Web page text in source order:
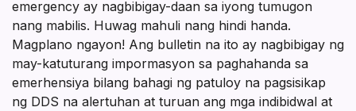
emergency ay nagbibigay-daan sa iyong tumugon
nang mabilis. Huwag mahuli nang hindi handa.
Magplano ngayon! Ang bulletin na ito ay nagbibigay ng
may-katuturang impormasyon sa paghahanda sa
emerhensiya bilang bahagi ng patuloy na pagsisikap
ng DDS na alertuhan at turuan ang mga indibidwal at